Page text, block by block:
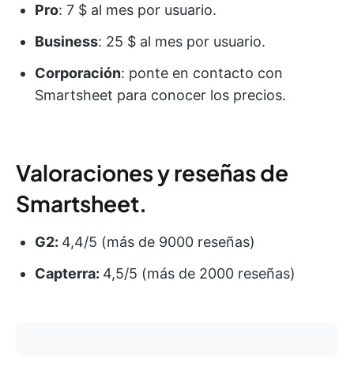
Pro: 7 $ al mes por usuario.
Business: 25 $ al mes por usuario.
Corporación: ponte en contacto con
Smartsheet para conocer los precios.
Valoraciones y reseñas de
Smartsheet.
G2: 4,4/5 (más de 9000 reseñas)
Capterra: 4,5/5 (más de 2000 reseñas)